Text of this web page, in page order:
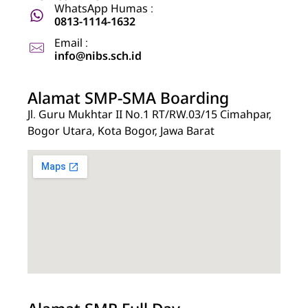
WhatsApp Humas :
0813-1114-1632
Email :
info@nibs.sch.id
Alamat SMP-SMA Boarding
Jl. Guru Mukhtar II No.1 RT/RW.03/15 Cimahpar,
Bogor Utara, Kota Bogor, Jawa Barat